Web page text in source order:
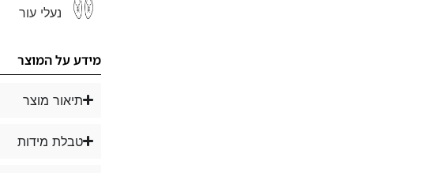
נעלי עור
מידע על המוצר
תיאור מוצר
טבלת מידות